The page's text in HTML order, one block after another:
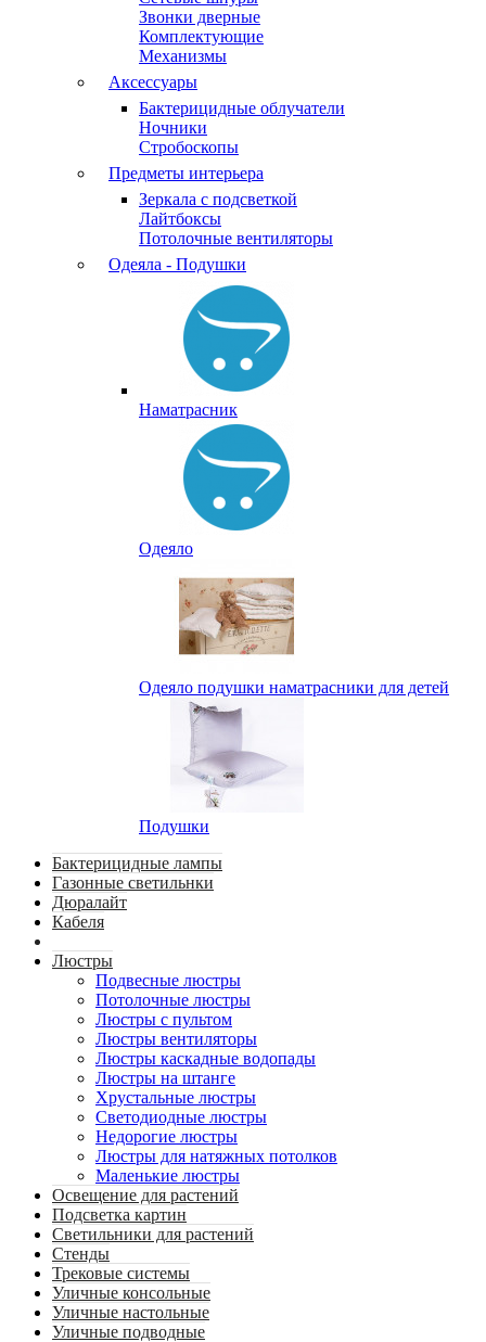
Звонки дверные
Комплектующие
Механизмы
Аксессуары
Бактерицидные облучатели
Ночники
Стробоскопы
Предметы интерьера
Зеркала с подсветкой
Лайтбоксы
Потолочные вентиляторы
Одеяла - Подушки
Наматрасник
Одеяло
Одеяло подушки наматрасники для детей
Подушки
Бактерицидные лампы
Газонные светильнки
Дюралайт
Кабеля
Люстры
Подвесные люстры
Потолочные люстры
Люстры с пультом
Люстры вентиляторы
Люстры каскадные водопады
Люстры на штанге
Хрустальные люстры
Светодиодные люстры
Недорогие люстры
Люстры для натяжных потолков
Маленькие люстры
Освещение для растений
Подсветка картин
Светильники для растений
Стенды
Трековые системы
Уличные консольные
Уличные настольные
Уличные подводные